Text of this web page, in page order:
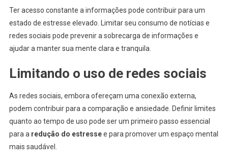
Ter acesso constante a informações pode contribuir para um
estado de estresse elevado. Limitar seu consumo de notícias e
redes sociais pode prevenir a sobrecarga de informações e
ajudar a manter sua mente clara e tranquila.
Limitando o uso de redes sociais
As redes sociais, embora ofereçam uma conexão externa,
podem contribuir para a comparação e ansiedade. Definir limites
quanto ao tempo de uso pode ser um primeiro passo essencial
para a redução do estressee para promover um espaço mental
mais saudável.